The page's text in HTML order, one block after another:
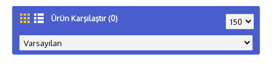
Ürün Karşılaştır (0)